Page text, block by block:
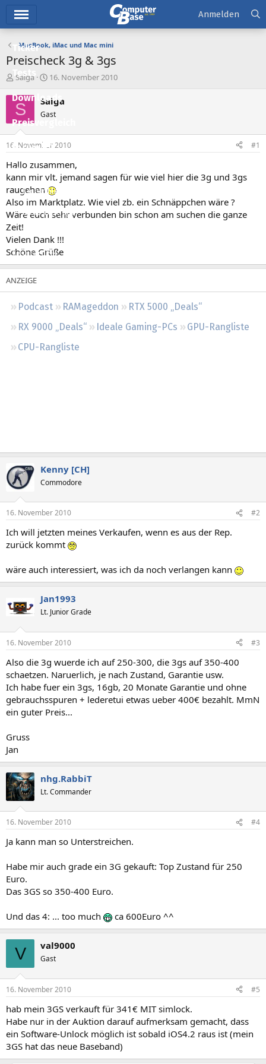
Ticker
Tests
Downloads
Preisvergleich
Forum
Aktuelles
Empfohlene Inhalte
Neue Beiträge
Neueste Aktivitäten
Leserartikel
Podcast RAMageddon
RTX 5000 „Deals“
RX 9000 „Deals“
Ideale Gaming-PCs
GPU-Rangliste
CPU-Rangliste
Anmelden
MacBook, iMac und Mac mini
Preischeck 3g & 3gs
E
s
t
e
e
r
Saiga
E
s
e
t
a
m
16. November 2010
S Saiga
Gast
16. November 2010 #1
Hallo zusammen,
kann mir vlt. jemand sagen für wie viel hier die 3g und 3gs
raugehen
Also im Marktplatz. Wie viel zb. ein Schnäppchen wäre ?
Wäre euch sehr verbunden bin schon am suchen die ganze
Zeit!
Vielen Dank !!!
Schöne Grüße
Kenny [CH]
Commodore
16. November 2010 #2
Ich will jetzten meines Verkaufen, wenn es aus der Rep.
zurück kommt
wäre auch interessiert, was ich da noch verlangen kann
Jan1993
Lt. Junior Grade
16. November 2010 #3
Also die 3g wuerde ich auf 250-300, die 3gs auf 350-400
schaetzen. Naruerlich, je nach Zustand, Garantie usw.
Ich habe fuer ein 3gs, 16gb, 20 Monate Garantie und ohne
gebrauchsspuren + lederetui etwas ueber 400€ bezahlt. MmN
ein guter Preis...
Gruss
Jan
nhg.RabbiT
Lt. Commander
16. November 2010 #4
Ja kann man so Unterstreichen.
Habe mir auch grade ein 3G gekauft: Top Zustand für 250
Euro.
Das 3GS so 350-400 Euro.
Und das 4: ... too much ca 600Euro ^^
V val9000
Gast
16. November 2010 #5
hab mein 3GS verkauft für 341€ MIT simlock.
Habe nur in der Auktion darauf aufmerksam gemacht, dass
ein Software-Unlock möglich ist sobald iOS4.2 raus ist (mein
3GS hat das neue Baseband)